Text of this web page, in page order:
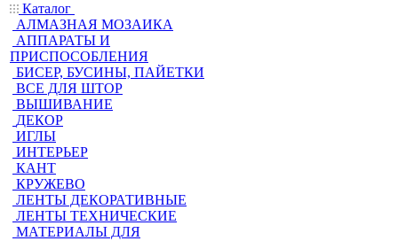
Каталог
АЛМАЗНАЯ МОЗАИКА
АППАРАТЫ И
ПРИСПОСОБЛЕНИЯ
БИСЕР, БУСИНЫ, ПАЙЕТКИ
ВСЕ ДЛЯ ШТОР
ВЫШИВАНИЕ
ДЕКОР
ИГЛЫ
ИНТЕРЬЕР
КАНТ
КРУЖЕВО
ЛЕНТЫ ДЕКОРАТИВНЫЕ
ЛЕНТЫ ТЕХНИЧЕСКИЕ
МАТЕРИАЛЫ ДЛЯ